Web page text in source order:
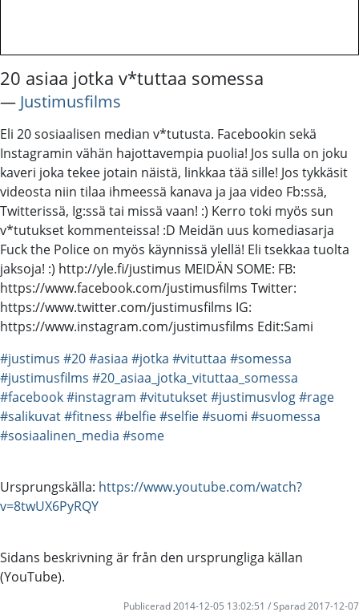
20 asiaa jotka v*tuttaa somessa
― Justimusfilms
Eli 20 sosiaalisen median v*tutusta. Facebookin sekä
Instagramin vähän hajottavempia puolia! Jos sulla on joku
kaveri joka tekee jotain näistä, linkkaa tää sille! Jos tykkäsit
videosta niin tilaa ihmeessä kanava ja jaa video Fb:ssä,
Twitterissä, Ig:ssä tai missä vaan! :) Kerro toki myös sun
v*tutukset kommenteissa! :D Meidän uus komediasarja
Fuck the Police on myös käynnissä ylellä! Eli tsekkaa tuolta
jaksoja! :) http://yle.fi/justimus MEIDÄN SOME: FB:
https://www.facebook.com/justimusfilms Twitter:
https://www.twitter.com/justimusfilms IG:
https://www.instagram.com/justimusfilms Edit:Sami
#justimus #20#asiaa #jotka #vituttaa #somessa
#justimusfilms #20_asiaa_jotka_vituttaa_somessa
#facebook#instagram #vitutukset#justimusvlog#rage
#salikuvat#fitness #belfie#selfie#suomi #suomessa
#sosiaalinen_media #some
Ursprungskälla: https://www.youtube.com/watch?
v=8twUX6PyRQY
Sidans beskrivning är från den ursprungliga källan
(YouTube).
Publicerad 2014-12-05 13:02:51 / Sparad 2017-12-07